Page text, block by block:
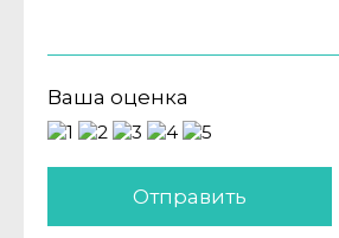
Ваша оценка
Отправить